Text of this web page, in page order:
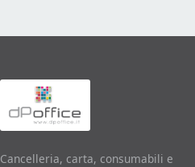
Cancelleria, carta, consumabili e